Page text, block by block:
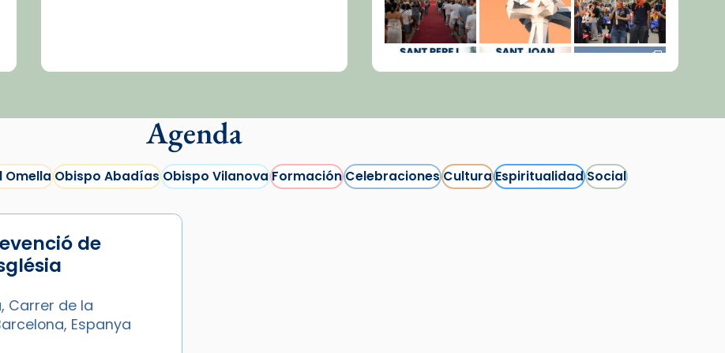
2026-
Agenda
OmellaObispo AbadíasObispo VilanovaFormaciónCelebracionesCulturaEspiritualidadSocial
de
Carrer de la
Espanya